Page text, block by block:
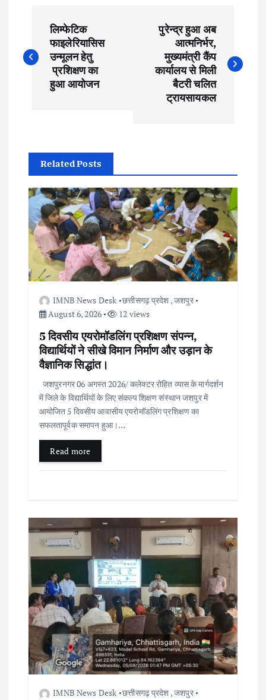
o
v
a
लिम्फेटिक
फाइलेरियासिस
उन्मूलन हेतु
प्रशिक्षण का
हुआ आयोजन
पुरेन्द्र हुआ अब
आत्मनिर्भर,
मुख्यमंत्री कैंप
कार्यालय से मिली
बैटरी चलित
ट्रायसायकल
Related Posts
IMNB News Desk छत्तीसगढ़ प्रदेश ,जशपुर
August 6, 2026
12 views
5 दिवसीय एयरोमॉडलिंग प्रशिक्षण संपन्न,
विद्यार्थियों ने सीखे विमान निर्माण और उड़ान के
वैज्ञानिक सिद्धांत।
जशपुरनगर 06 अगस्त 2026/ कलेक्टर रोहित व्यास के मार्गदर्शन
में जिले के विद्यार्थियों के लिए संकल्प शिक्षण संस्थान जशपुर में
आयोजित 5 दिवसीय आवासीय एयरोमॉडलिंग प्रशिक्षण का
सफलतापूर्वक समापन हुआ।…
Read more
IMNB News Desk छत्तीसगढ़ प्रदेश ,जशपुर